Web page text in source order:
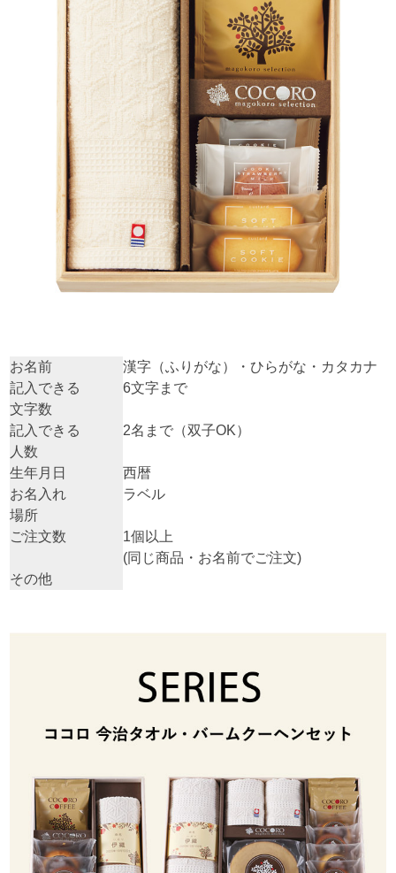
お名前
漢字（ふりがな）・ひらがな・カタカナ
記入できる
文字数
6文字まで
記入できる
人数
2名まで（双子OK）
生年月日
西暦
お名入れ
場所
ラベル
ご注文数
1個以上
(同じ商品・お名前でご注文)
その他